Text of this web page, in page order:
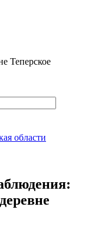
Теперское
области